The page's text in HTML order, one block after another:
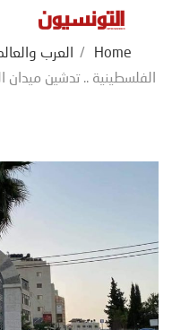
Home
/ العرب
الفلسطينية .. تدشين